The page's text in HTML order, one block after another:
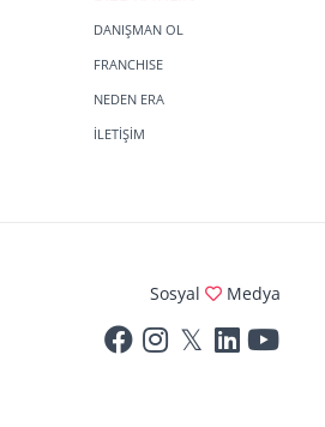
DANIŞMAN OL
FRANCHISE
NEDEN ERA
İLETİŞİM
Sosyal Medya